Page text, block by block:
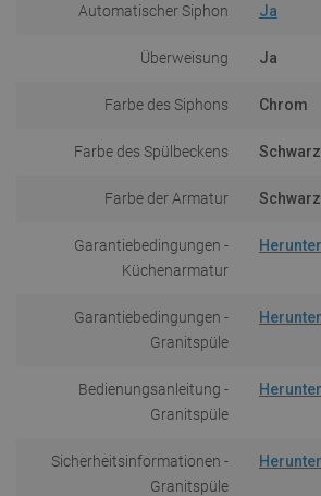
Automatischer Siphon Ja
Überweisung Ja
Farbe des Siphons Chrom
Farbe des Spülbeckens
Farbe der Armatur
Garantiebedingungen -
Küchenarmatur
Garantiebedingungen -
Granitspüle
Bedienungsanleitung -
Granitspüle
Sicherheitsinformationen -
Granitspüle